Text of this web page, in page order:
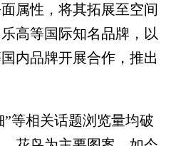
属性，将其拓展至空间
高等国际知名品牌，以
内品牌开展合作，推出
相关话题浏览量均破